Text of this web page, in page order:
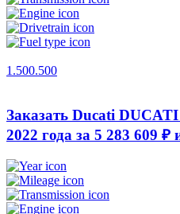
1.500.500
Заказать Ducati
2022 года за 5 283 609 ₽